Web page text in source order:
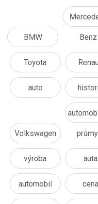
BMW Benz
Toyota
auto
Volkswagen
výroba auta
automobil cena